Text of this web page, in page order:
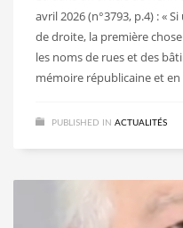
avril 2026 (n°3793, p.4) : «
de droite, la première
les noms de rues et des
mémoire républicaine et
PUBLISHED IN ACTUALITÉS